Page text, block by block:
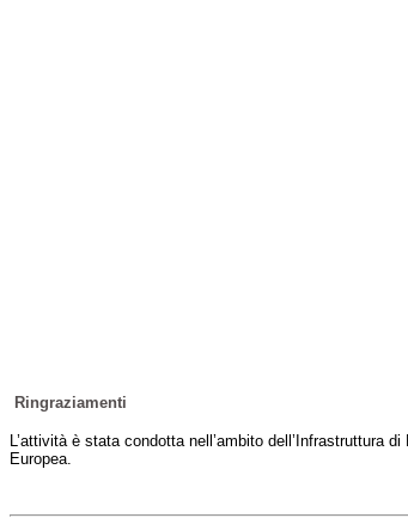
Ringraziamenti
L’attività è stata condotta nell’ambito
Europea.